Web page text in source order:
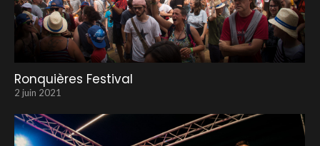
Ronquières Festival
2 juin 2021